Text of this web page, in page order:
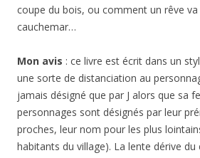
coupe du bois, ou comment un rêve
cauchemar…
Mon avis : ce livre est écrit dans un
une sorte de distanciation au
jamais désigné que par J alors que sa
personnages sont désignés par leur
proches, leur nom pour les plus
habitants du village). La lente dérive du